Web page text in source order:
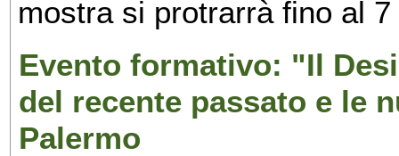
mostra si protrarrà fino al
Evento formativo: "Il
del recente passato e le
Palermo